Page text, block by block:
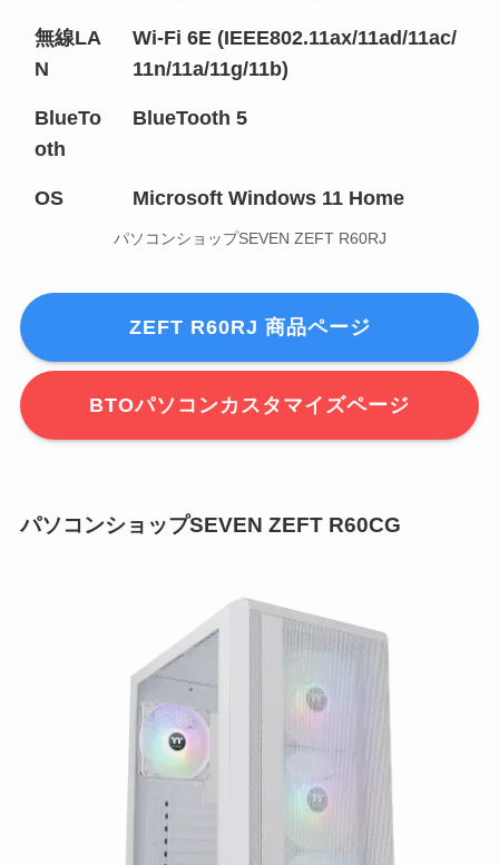
無線LA
N
Wi-Fi 6E (IEEE802.11ax/11ad/11ac/
11n/11a/11g/11b)
BlueTo
oth
BlueTooth 5
OS Microsoft Windows 11 Home
パソコンショップSEVEN ZEFT R60RJ
ZEFT R60RJ 商品ページ
BTOパソコンカスタマイズページ
パソコンショップSEVEN ZEFT R60CG